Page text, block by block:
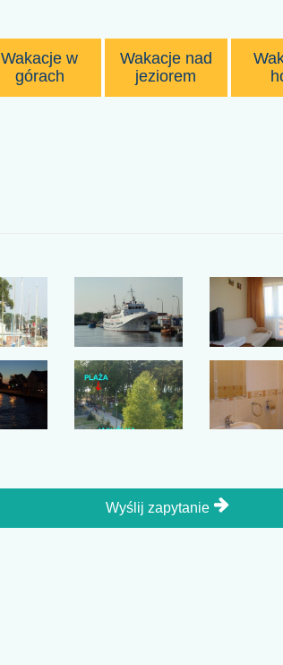
Wakacje w
górach
Wakacje nad
jeziorem
Wyślij zapytanie